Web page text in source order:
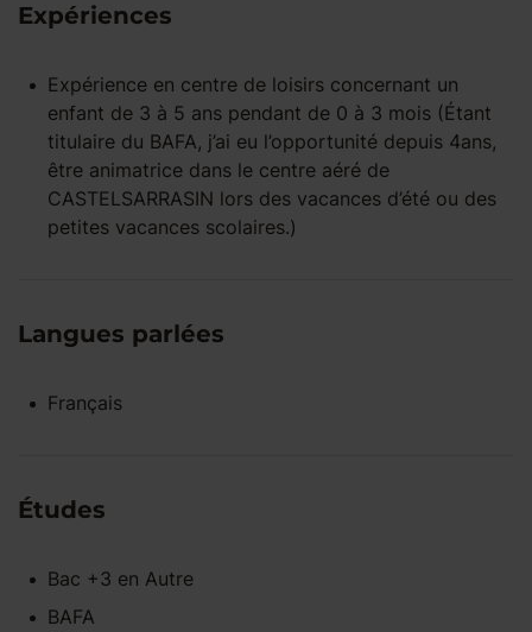
Expériences
Expérience en centre de loisirs concernant un
enfant de 3 à 5 ans pendant de 0 à 3 mois (Étant
titulaire du BAFA, j’ai eu l’opportunité depuis 4ans,
être animatrice dans le centre aéré de
CASTELSARRASIN lors des vacances d’été ou des
petites vacances scolaires.)
Langues parlées
Français
Études
Bac +3 en Autre
BAFA